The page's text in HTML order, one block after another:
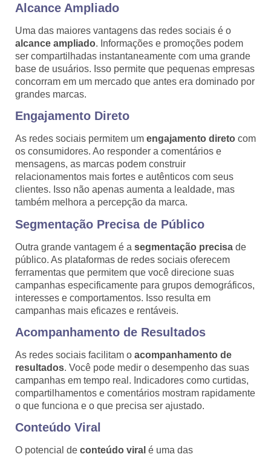
Alcance Ampliado
Uma das maiores vantagens das redes sociais é o
alcance ampliado. Informações e promoções podem
ser compartilhadas instantaneamente com uma grande
base de usuários. Isso permite que pequenas empresas
concorram em um mercado que antes era dominado por
grandes marcas.
Engajamento Direto
As redes sociais permitem um engajamento direto com
os consumidores. Ao responder a comentários e
mensagens, as marcas podem construir
relacionamentos mais fortes e autênticos com seus
clientes. Isso não apenas aumenta a lealdade, mas
também melhora a percepção da marca.
Segmentação Precisa de Público
Outra grande vantagem é a segmentação precisa de
público. As plataformas de redes sociais oferecem
ferramentas que permitem que você direcione suas
campanhas especificamente para grupos demográficos,
interesses e comportamentos. Isso resulta em
campanhas mais eficazes e rentáveis.
Acompanhamento de Resultados
As redes sociais facilitam o acompanhamento de
resultados. Você pode medir o desempenho das suas
campanhas em tempo real. Indicadores como curtidas,
compartilhamentos e comentários mostram rapidamente
o que funciona e o que precisa ser ajustado.
Conteúdo Viral
O potencial de conteúdo viral é uma das